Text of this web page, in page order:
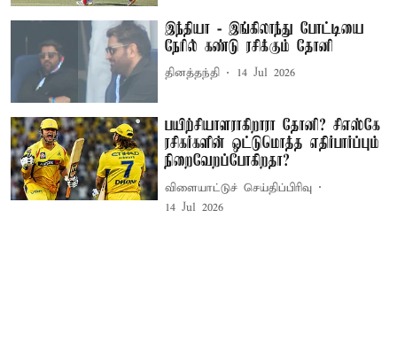
இந்தியா - இங்கிலாந்து போட்டியை
நேரில் கண்டு ரசிக்கும் தோனி
தினத்தந்தி 14 Jul 2026
பயிற்சியாளராகிறாரா தோனி? சிஎஸ்கே
ரசிகர்களின் ஒட்டுமொத்த எதிர்பார்ப்பும்
நிறைவேறப்போகிறதா?
விளையாட்டுச் செய்திப்பிரிவு
14 Jul 2026